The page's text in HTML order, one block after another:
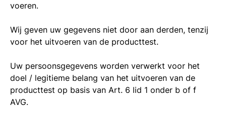
voeren.
Wij geven uw gegevens niet door aan derden, tenzij
voor het uitvoeren van de producttest.
Uw persoonsgegevens worden verwerkt voor het
doel / legitieme belang van het uitvoeren van de
producttest op basis van Art. 6 lid 1 onder b of f
AVG.